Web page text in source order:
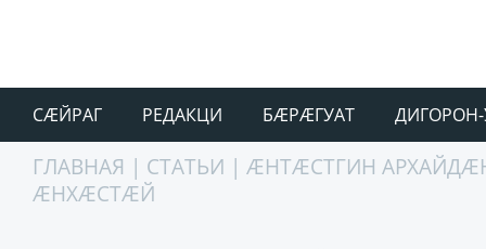
СÆЙРАГ РЕДАКЦИ БÆРÆГУАТ ДИГОРОН-
ГЛАВНАЯ | СТАТЬИ | ӔНТӔСТГИН
ӔНХӔСТӔЙ